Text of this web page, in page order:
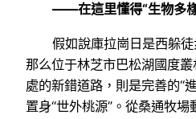
——在這里懂得“生物多
假如說庫拉崗日是西躲徒
那么位于林芝市巴松湖國度
處的新錯道路，則是完善的“
置身“世外桃源”。從桑通牧